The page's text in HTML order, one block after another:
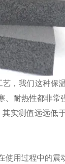
，我们这种保
耐热性都非常
实测值远远低
用过程中的震